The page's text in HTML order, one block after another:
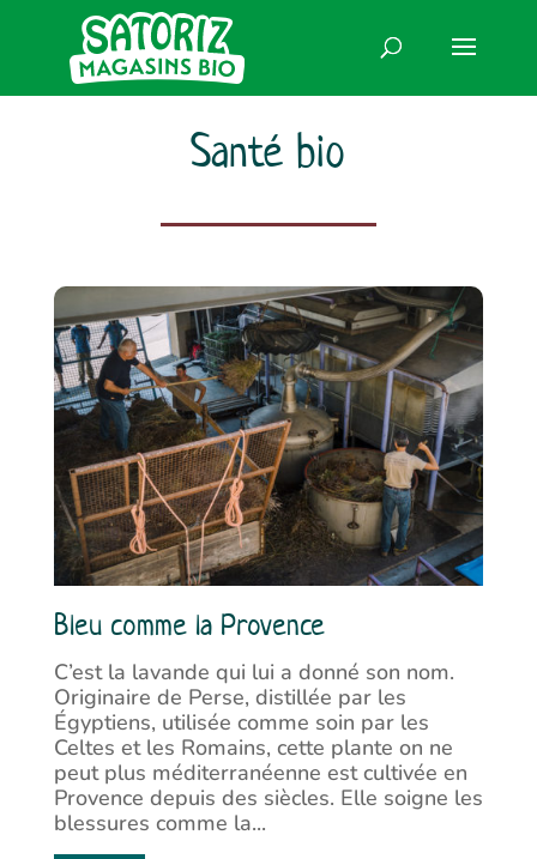
Santé bio
Bleu comme la Provence
C’est la lavande qui lui a donné son nom.
Originaire de Perse, distillée par les
Égyptiens, utilisée comme soin par les
Celtes et les Romains, cette plante on ne
peut plus méditerranéenne est cultivée en
Provence depuis des siècles. Elle soigne les
blessures comme la...